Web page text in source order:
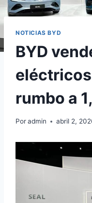
NOTICIAS BYD
BYD
rumbo a
Poradmin abril 2,